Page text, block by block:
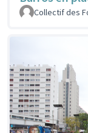
Collectif des